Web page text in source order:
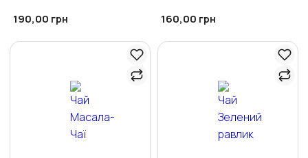
190,00 грн 160,00 грн